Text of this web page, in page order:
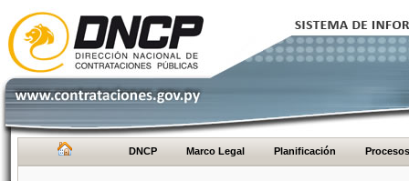
DNCP Marco Legal Planificación Procesos